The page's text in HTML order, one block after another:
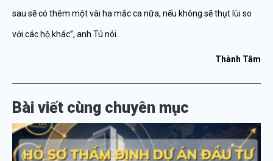
sau sẽ có thêm một vài ha mắc ca nữa, nếu không sẽ thụt lùi so
với các hộ khác”, anh Tú nói.
Thành Tâm
Bài viết cùng chuyên mục